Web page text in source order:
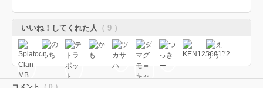
いいね！してくれた人 （ 9 ）